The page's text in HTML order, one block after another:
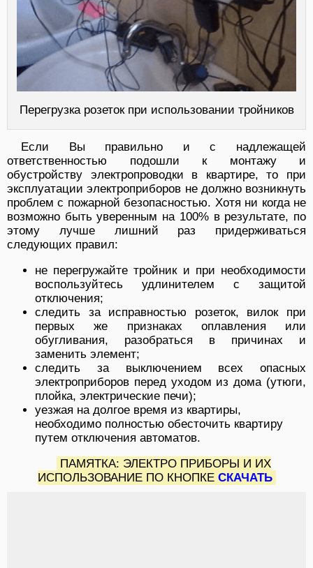
Перегрузка розеток при использовании тройников
Если Вы правильно и с надлежащей
ответственностью подошли к монтажу и
обустройству электропроводки в квартире, то при
эксплуатации электроприборов не должно возникнуть
проблем с пожарной безопасностью. Хотя ни когда не
возможно быть уверенным на 100% в результате, по
этому лучше лишний раз придерживаться
следующих правил:
не перегружайте тройник и при необходимости
воспользуйтесь удлинителем с защитой
отключения;
следить за исправностью розеток, вилок при
первых же признаках оплавления или
обугливания, разобраться в причинах и
заменить элемент;
следить за выключением всех опасных
электроприборов перед уходом из дома (утюги,
плойка, электрические печи);
уезжая на долгое время из квартиры,
необходимо полностью обесточить квартиру
путем отключения автоматов.
ПАМЯТКА: ЭЛЕКТРО ПРИБОРЫ И ИХ
ИСПОЛЬЗОВАНИЕ ПО КНОПКЕ СКАЧАТЬ